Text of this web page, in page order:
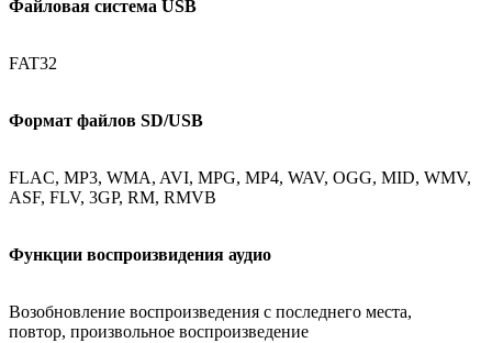
Файловая система USB
FAT32
Формат файлов SD/USB
FLAC, MP3, WMA, AVI, MPG, MP4, WAV, OGG, MID, WMV,
ASF, FLV, 3GP, RM, RMVB
Функции воспроизвидения аудио
Возобновление воспроизведения с последнего места,
повтор, произвольное воспроизведение